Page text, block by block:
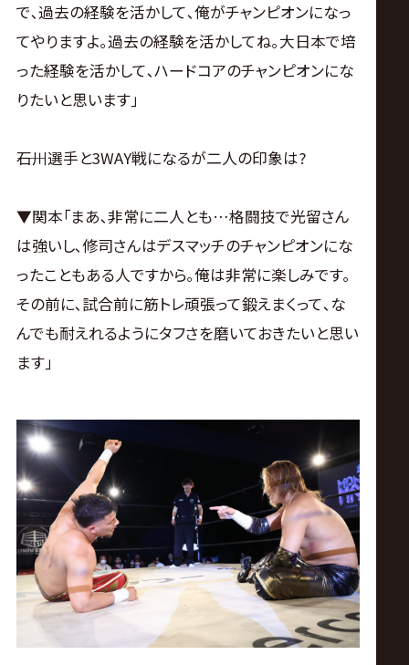
で､過去の経験を活かして､俺がチャンピオンになっ
てやりますよ｡過去の経験を活かしてね｡大日本で培
った経験を活かして､ハードコアのチャンピオンにな
りたいと思います｣
――石川選手と3WAY戦になるが二人の印象は?
▼関本｢まあ､非常に二人とも…格闘技で光留さん
は強いし､修司さんはデスマッチのチャンピオンにな
ったこともある人ですから｡俺は非常に楽しみです｡
その前に､試合前に筋トレ頑張って鍛えまくって､な
んでも耐えれるようにタフさを磨いておきたいと思い
ます｣